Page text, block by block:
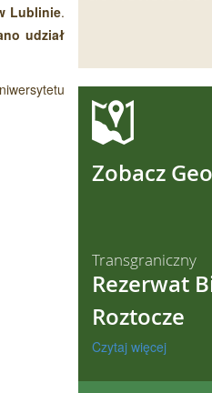
Lublinie.
udział
Zobacz
Transgraniczny
Rezerwat
Roztocze
Czytaj więcej